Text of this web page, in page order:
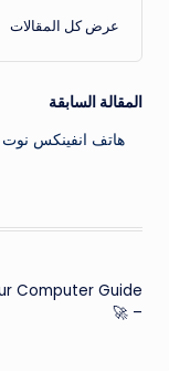
عرض كل المقالات
تصفّح
المقالات
المقالة السابقة
هاتف انفينكس نوت 30 برو
Computer Guide
– 🚀